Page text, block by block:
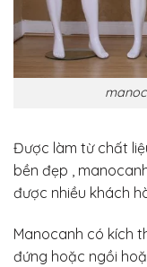
Được làm từ chất
bền đẹp ,
được nhiều khách
Manocanh có kích
đứng hoặc ngồi